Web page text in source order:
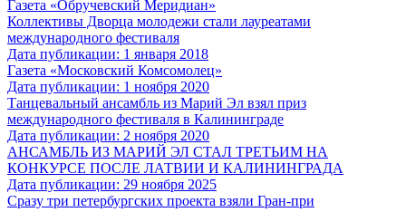
Газета «Обручевский Меридиан»
Коллективы Дворца молодежи стали лауреатами
международного фестиваля
Дата публикации: 1 января 2018
Газета «Московский Комсомолец»
Дата публикации: 1 ноября 2020
Танцевальный ансамбль из Марий Эл взял приз
международного фестиваля в Калининграде
Дата публикации: 2 ноября 2020
АНСАМБЛЬ ИЗ МАРИЙ ЭЛ СТАЛ ТРЕТЬИМ НА
КОНКУРСЕ ПОСЛЕ ЛАТВИИ И КАЛИНИНГРАДА
Дата публикации: 29 ноября 2025
Сразу три петербургских проекта взяли Гран-при